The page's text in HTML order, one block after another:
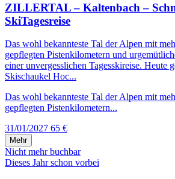
ZILLERTAL – Kaltenbach –
SkiTagesreise
Das wohl bekannteste Tal der Alpen mit
gepflegten Pistenkilometern und
einer unvergesslichen Tagesskireise. Heute
Skischaukel Hoc...
Das wohl bekannteste Tal der Alpen mit
gepflegten Pistenkilometern...
31/01/2027 65 €
Mehr
Nicht mehr buchbar
Dieses Jahr schon vorbei